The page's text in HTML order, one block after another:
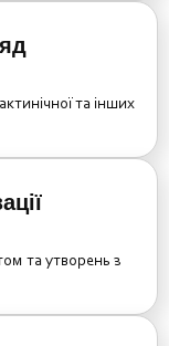
та інших
та утворень з